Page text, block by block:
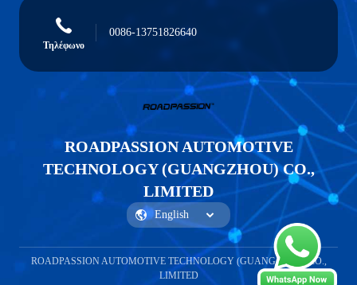
Τηλέφωνο
0086-13751826640
ROADPASSION AUTOMOTIVE
TECHNOLOGY (GUANGZHOU) CO.,
LIMITED
ROADPASSION AUTOMOTIVE TECHNOLOGY (GUANGZHOU) CO.,
LIMITED